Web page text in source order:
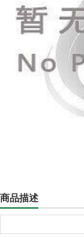
商品描述